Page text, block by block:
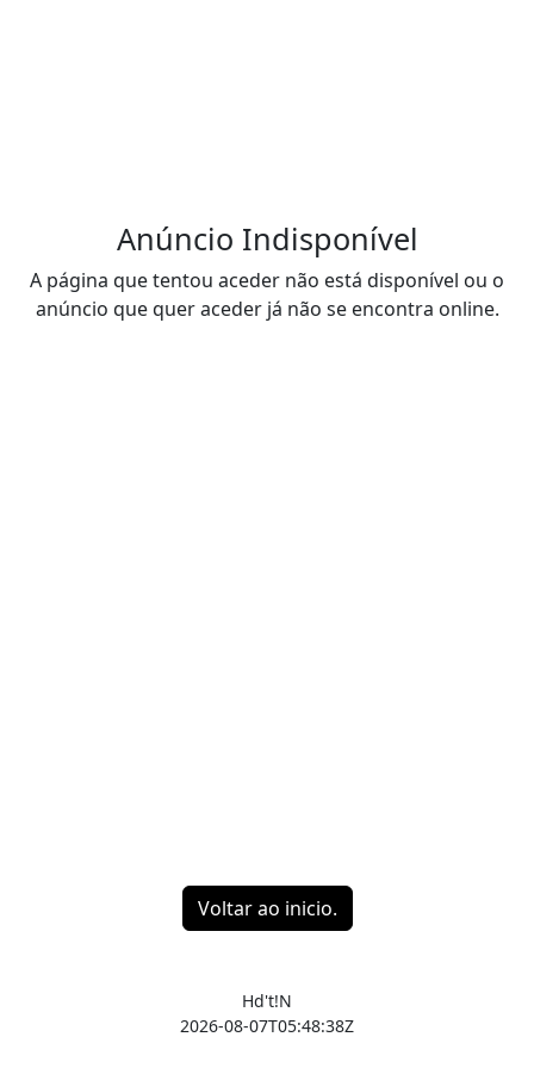
Anúncio Indisponível
A página que tentou aceder não está disponível ou o
anúncio que quer aceder já não se encontra online.
Voltar ao inicio.
Hd't!N
2026-08-07T05:48:38Z